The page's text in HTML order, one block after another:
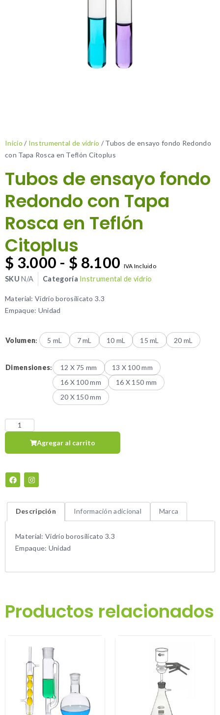
Inicio / Instrumental de vidrio / Tubos de ensayo fondo Redondo
con Tapa Rosca en Teflón Citoplus
Tubos de ensayo fondo
Redondo con Tapa
Rosca en Teflón
Citoplus
$ 3.000 - $ 8.100 IVA Incluido
SKUN/A Categoría Instrumental de vidrio
Material: Vidrio borosilicato 3.3
Empaque: Unidad
Volumen: 5 mL 7 mL 10 mL 15 mL 20 mL
Dimensiones: 12 X 75 mm
13 X 100 mm
16 X 100 mm
16 X 150 mm
20 X 150 mm
Agregar al carrito
Descripción Información adicional Marca
Material: Vidrio borosilicato 3.3
Empaque: Unidad
Productos relacionados